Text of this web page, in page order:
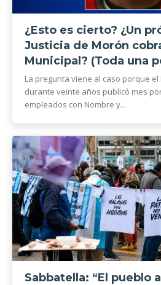
¿Esto es cierto? ¿Un
Justicia de Morón
Municipal? (Toda una
La pregunta viene al caso porque
durante veinte años publicó mes
empleados con Nombre y...
Sabbatella: “El pueblo